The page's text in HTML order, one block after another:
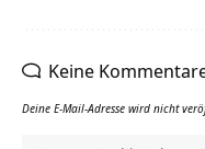
Keine
Deine E-Mail-Adresse wird nicht